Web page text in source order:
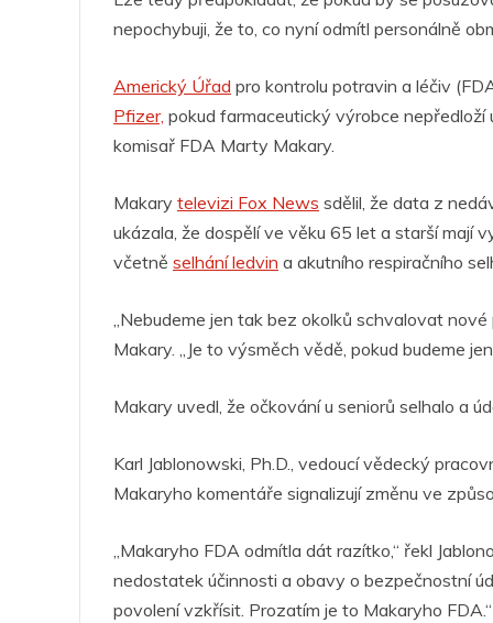
o
o
k
p
g
er
n
m
nepochybuji, že to, co nyní odmítl personálně
Americký Úřad pro kontrolu potravin a léčiv
Pfizer, pokud farmaceutický výrobce nepředloží
komisař FDA Marty Makary.
Makary televizi Fox News sdělil, že data z
ukázala, že dospělí ve věku 65 let a starší mají
včetně selhání ledvin a akutního respiračního
„Nebudeme jen tak bez okolků schvalovat
Makary. „Je to výsměch vědě, pokud budeme
Makary uvedl, že očkování u seniorů selhalo a
Karl Jablonowski, Ph.D., vedoucí vědecký
Makaryho komentáře signalizují změnu ve
„Makaryho FDA odmítla dát razítko,“ řekl
nedostatek účinnosti a obavy o bezpečnostní
povolení vzkřísit. Prozatím je to Makaryho FDA.“